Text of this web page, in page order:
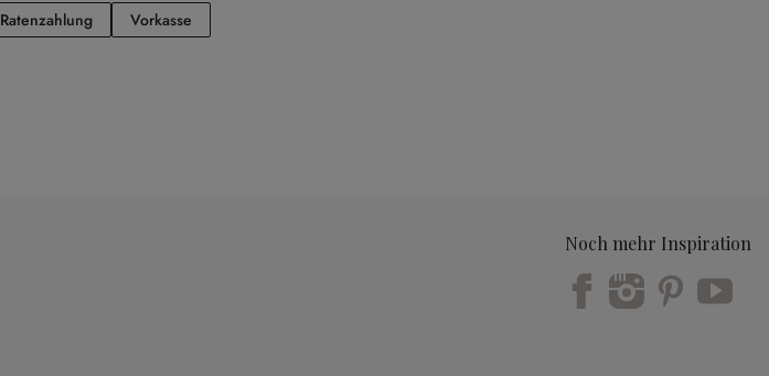
RatenzahlungRatenzahlung
VorkasseVorkasse
Noch mehr Inspiration